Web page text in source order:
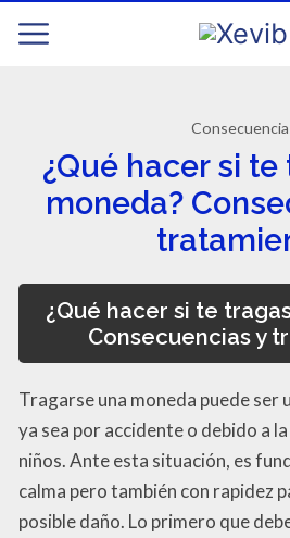
¿Qué hacer si
moneda?
¿Qué hacer si te
Consecuencias y
Tragarse una moneda puede ser
ya sea por accidente o debido a
niños. Ante esta situación, es
calma pero también con rapidez
posible daño. Lo primero que